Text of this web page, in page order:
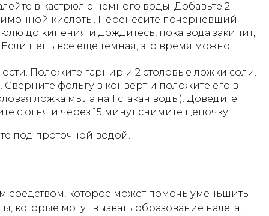
в кастрюлю немного воды. Добавьте 2
кислоты. Перенесите почерневший
до кипения и дождитесь, пока вода закипит,
Если цепь все еще темная, это время можно
Положите гарнир и 2 столовые ложки соли.
фольгу в конверт и положите его в
ложка мыла на 1 стакан воды). Доведите
с огня и через 15 минут снимите цепочку.
под проточной водой.
которое может помочь уменьшить
которые могут вызвать образование налета.